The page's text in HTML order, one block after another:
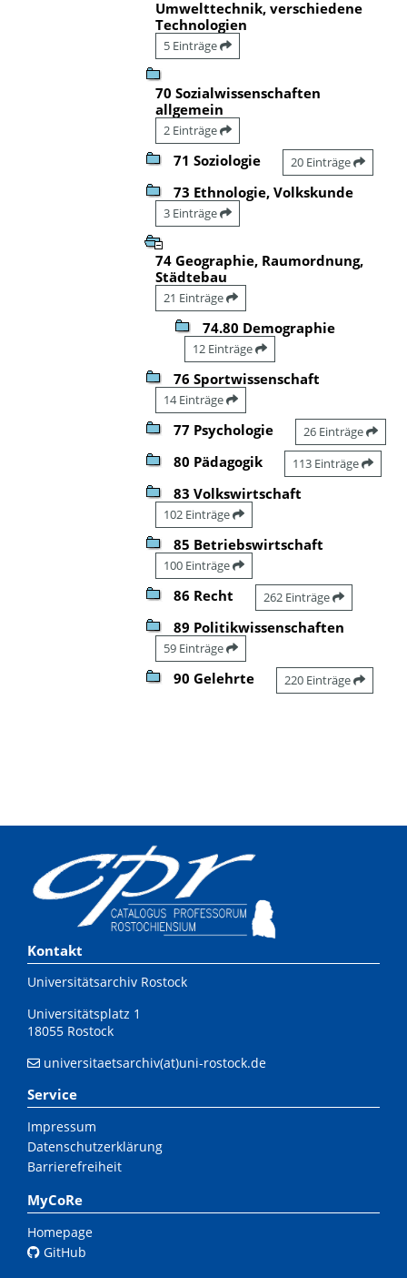
Umwelttechnik, verschiedene
Technologien
5 Einträge
70 Sozialwissenschaften
allgemein
2 Einträge
71 Soziologie 20 Einträge
73 Ethnologie, Volkskunde
3 Einträge
74 Geographie, Raumordnung,
Städtebau
21 Einträge
74.80 Demographie
12 Einträge
76 Sportwissenschaft
14 Einträge
77 Psychologie 26 Einträge
80 Pädagogik 113 Einträge
83 Volkswirtschaft
102 Einträge
85 Betriebswirtschaft
100 Einträge
86 Recht 262 Einträge
89 Politikwissenschaften
59 Einträge
90 Gelehrte 220 Einträge
Kontakt
Universitätsarchiv Rostock
Universitätsplatz 1
18055 Rostock
universitaetsarchiv(at)uni-rostock.de
Service
Impressum
Datenschutzerklärung
Barrierefreiheit
MyCoRe
Homepage
GitHub